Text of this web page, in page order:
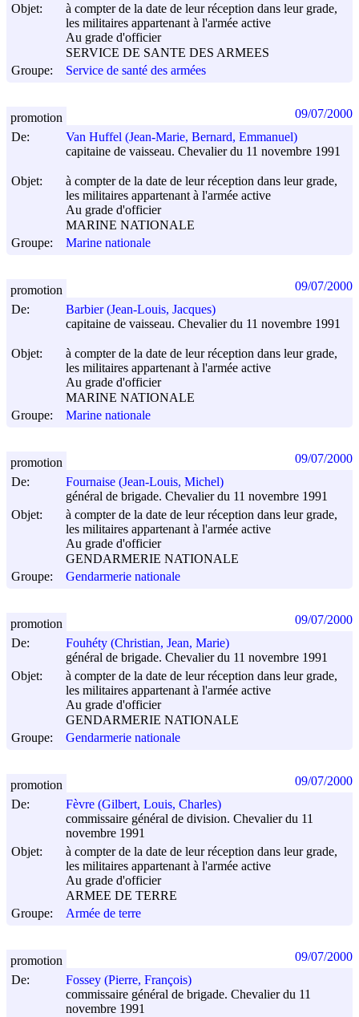
Objet:
à compter de la date de leur réception dans leur grade,
les militaires appartenant à l'armée active
Au grade d'officier
SERVICE DE SANTE DES ARMEES
Groupe:
Service de santé des armées
De:
Van Huffel (Jean-Marie, Bernard, Emmanuel)
capitaine de vaisseau. Chevalier du 11 novembre 1991
Objet:
à compter de la date de leur réception dans leur grade,
les militaires appartenant à l'armée active
Au grade d'officier
MARINE NATIONALE
Groupe:
Marine nationale
promotion 09/07/2000
De:
Barbier (Jean-Louis, Jacques)
capitaine de vaisseau. Chevalier du 11 novembre 1991
Objet:
à compter de la date de leur réception dans leur grade,
les militaires appartenant à l'armée active
Au grade d'officier
MARINE NATIONALE
Groupe:
Marine nationale
promotion 09/07/2000
De:
Fournaise (Jean-Louis, Michel)
général de brigade. Chevalier du 11 novembre 1991
Objet:
à compter de la date de leur réception dans leur grade,
les militaires appartenant à l'armée active
Au grade d'officier
GENDARMERIE NATIONALE
Groupe:
Gendarmerie nationale
promotion 09/07/2000
De:
Fouhéty (Christian, Jean, Marie)
général de brigade. Chevalier du 11 novembre 1991
Objet:
à compter de la date de leur réception dans leur grade,
les militaires appartenant à l'armée active
Au grade d'officier
GENDARMERIE NATIONALE
Groupe:
Gendarmerie nationale
promotion 09/07/2000
De:
Fèvre (Gilbert, Louis, Charles)
commissaire général de division. Chevalier du 11
novembre 1991
Objet:
à compter de la date de leur réception dans leur grade,
les militaires appartenant à l'armée active
Au grade d'officier
ARMEE DE TERRE
Groupe:
Armée de terre
promotion 09/07/2000
De:
Fossey (Pierre, François)
commissaire général de brigade. Chevalier du 11
novembre 1991
promotion 09/07/2000